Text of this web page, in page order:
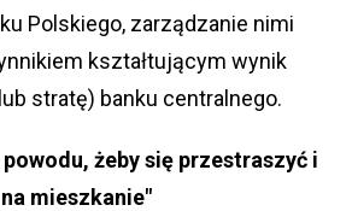
Polskiego, zarządzanie nimi
kształtującym wynik
stratę) banku centralnego.
powodu, żeby się przestraszyć i
mieszkanie"